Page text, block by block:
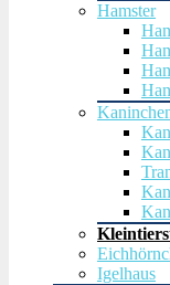
Hamster
Igelhaus